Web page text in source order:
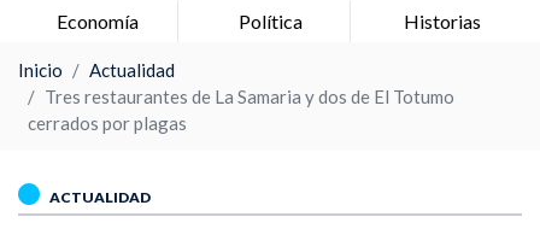
Economía Política Historias
Inicio
Actualidad
Tres restaurantes de La Samaria y dos de El Totumo
cerrados por plagas
ACTUALIDAD